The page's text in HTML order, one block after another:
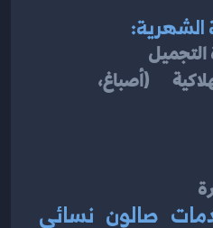
الشهرية:
التجميل